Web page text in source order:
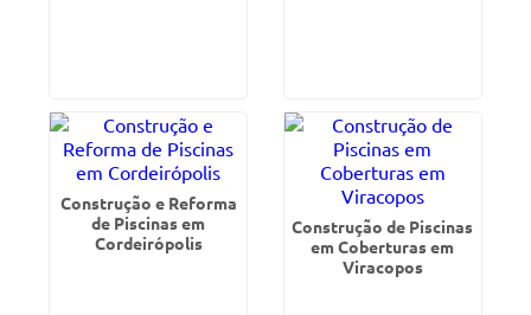
Construção e Reforma
de Piscinas em
Cordeirópolis
Construção de Piscinas
em Coberturas em
Viracopos